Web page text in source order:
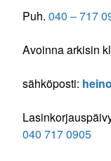
Puh. 040 – 717
Avoinna arkisin
sähköposti:
040 717 0905